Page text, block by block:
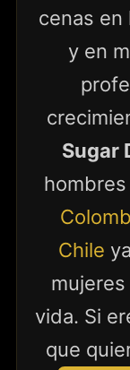
cenas en
y en
Sugar
Chile
vida. Si
que